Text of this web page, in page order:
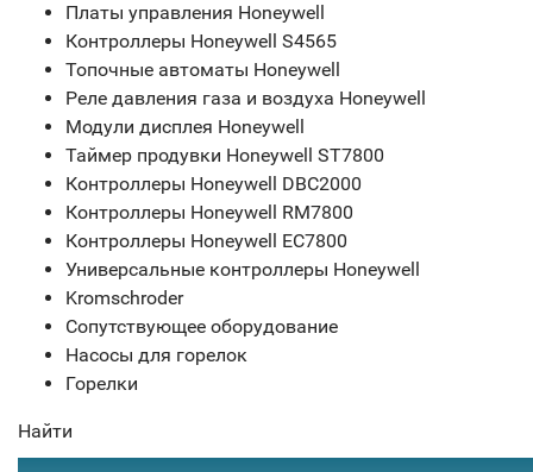
Платы управления Honeywell
Контроллеры Honeywell S4565
Топочные автоматы Honeywell
Реле давления газа и воздуха Honeywell
Модули дисплея Honeywell
Таймер продувки Honeywell ST7800
Контроллеры Honeywell DBC2000
Контроллеры Honeywell RM7800
Контроллеры Honeywell EC7800
Универсальные контроллеры Honeywell
Kromschroder
Сопутствующее оборудование
Насосы для горелок
Горелки
Найти